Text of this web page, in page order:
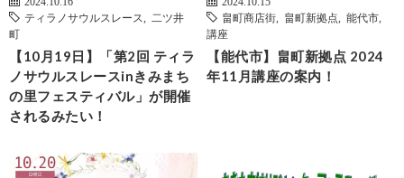
ティラノサウルスレース
二ツ井
町
【10月19日】「第2回 ティラ
ノサウルスレースinきみまち
の里フェスティバル」が開催
されるみたい！
畠町商店街
畠町新拠点 能代市
講座
【能代市】畠町新拠点 2024
年11月講座の案内！